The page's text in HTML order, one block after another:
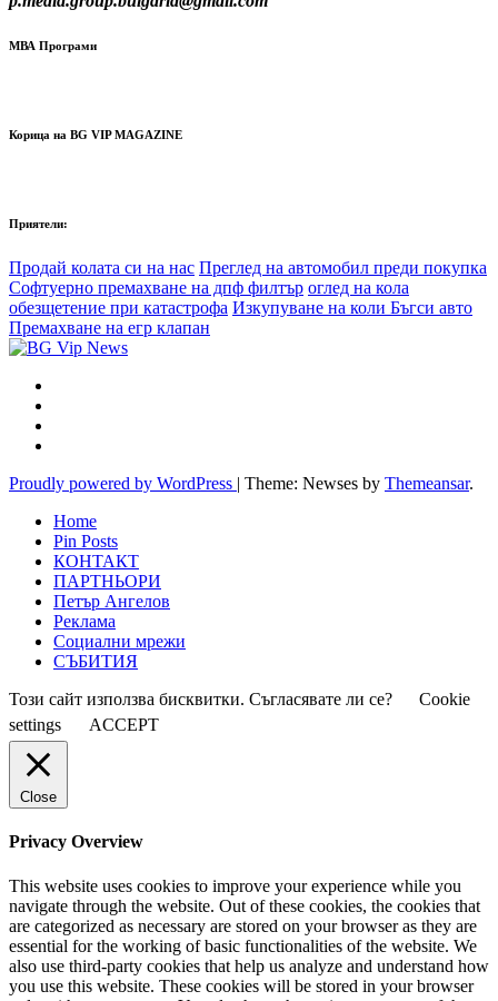
МВА Програми
Корица на BG VIP MAGAZINE
Приятели:
Продай колата си на нас Преглед на автомобил преди покупка
Софтуерно премахване на дпф филтър оглед на кола
обезщетение при катастрофа Изкупуване на коли Бъгси авто
Премахване на егр клапан
Proudly powered by WordPress | Theme: Newses by Themeansar.
Home
Pin Posts
КОНТАКТ
ПАРТНЬОРИ
Петър Ангелов
Реклама
Социални мрежи
СЪБИТИЯ
Този сайт използва бисквитки. Съгласявате ли се?
Cookie
settings
ACCEPT
Close
Privacy Overview
This website uses cookies to improve your experience while you
navigate through the website. Out of these cookies, the cookies that
are categorized as necessary are stored on your browser as they are
essential for the working of basic functionalities of the website. We
also use third-party cookies that help us analyze and understand how
you use this website. These cookies will be stored in your browser